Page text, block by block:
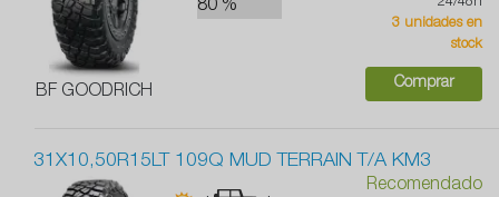
BF GOODRICH
80 %
24/48h
3 unidades en
stock
Comprar
31X10,50R15LT 109Q MUD TERRAIN T/A KM3
Recomendado